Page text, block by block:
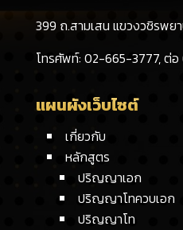
399 ถ.สามเสน แขวงวชิรพย
โทรศัพท์: 02-665-3777, ต่
แผนผังเว็บไซต์
เกี่ยวกับ
หลักสูตร
ปริญญาเอก
ปริญญาโทควบเอก
ปริญญาโท